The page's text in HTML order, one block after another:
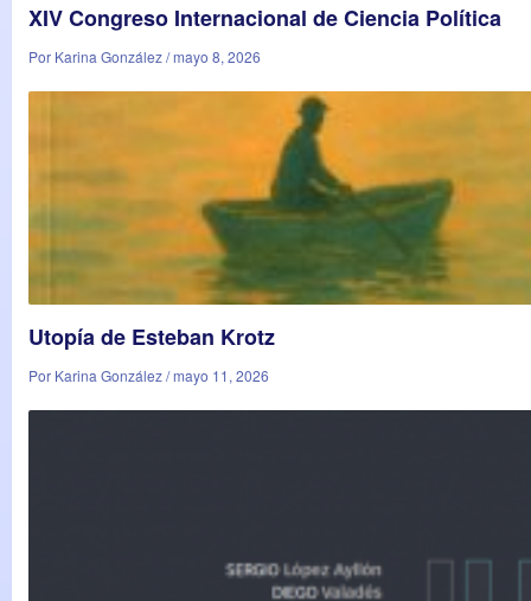
XIV Congreso Internacional de Ciencia Política
Por Karina González / mayo 8, 2026
Utopía de Esteban Krotz
Por Karina González / mayo 11, 2026